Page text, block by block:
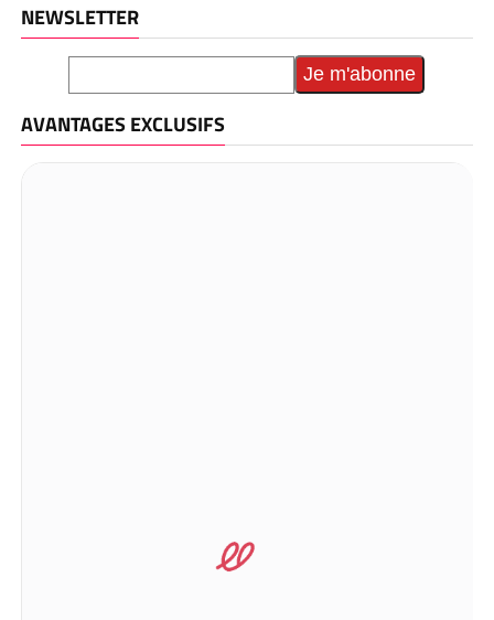
NEWSLETTER
AVANTAGES EXCLUSIFS